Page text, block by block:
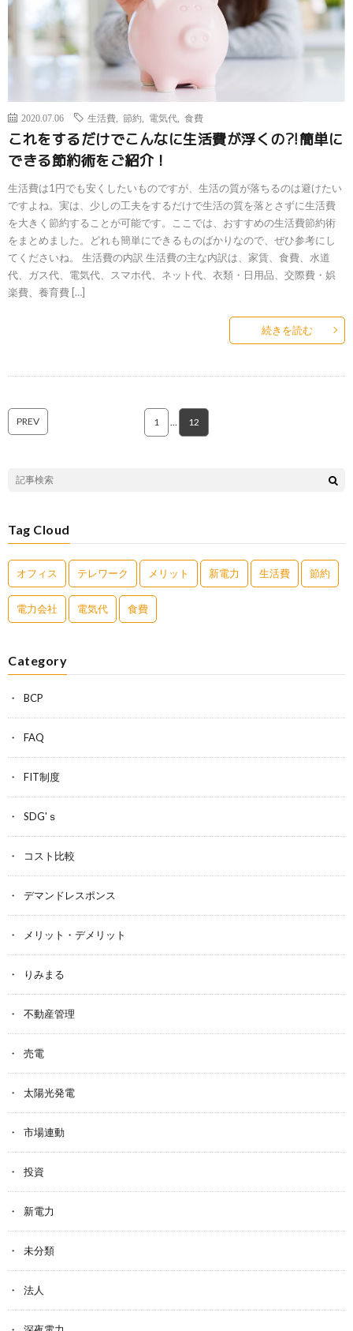
2020.07.06 生活費 節約 電気代 食費
これをするだけでこんなに生活費が浮くの?!簡単に
できる節約術をご紹介！
生活費は1円でも安くしたいものですが、生活の質が落ちるのは避けたい
ですよね。実は、少しの工夫をするだけで生活の質を落とさずに生活費
を大きく節約することが可能です。ここでは、おすすめの生活費節約術
をまとめました。どれも簡単にできるものばかりなので、ぜひ参考にし
てくださいね。 生活費の内訳 生活費の主な内訳は、家賃、食費、水道
代、ガス代、電気代、スマホ代、ネット代、衣類・日用品、交際費・娯
楽費、養育費 […]
続きを読む
PREV 1 12
Tag Cloud
オフィス テレワーク メリット 新電力 生活費 節約
電力会社 電気代 食費
Category
BCP
FAQ
FIT制度
SDG'ｓ
コスト比較
デマンドレスポンス
メリット・デメリット
りみまる
不動産管理
売電
太陽光発電
市場連動
投資
新電力
未分類
法人